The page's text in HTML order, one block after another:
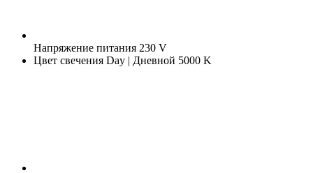
Напряжение питания 230 V
Цвет свечения Day | Дневной 5000 K